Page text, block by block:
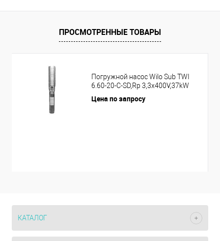
ПРОСМОТРЕННЫЕ ТОВАРЫ
Погружной насос Wilo Sub TWI
6.60-20-C-SD,Rp 3,3x400V,37kW
Цена по запросу
КАТАЛОГ